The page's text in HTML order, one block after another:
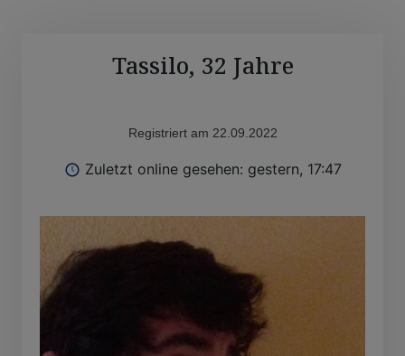
Tassilo, 32 Jahre
Registriert am 22.09.2022
Zuletzt online gesehen: gestern, 17:47